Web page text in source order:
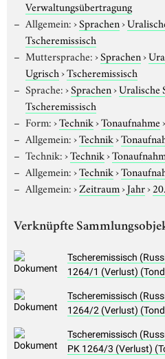
Verwaltungsübertragung
Allgemein:›Sprachen›
Tscheremissisch
Muttersprache:›Sprachen›
Ugrisch›Tscheremissisch
Sprache:›Sprachen›Uralische
Tscheremissisch
Form:›Technik›Tonaufnahme›
Allgemein:›Technik›
Technik:›Technik›
Allgemein:›Technik›
Allgemein:›Zeitraum›Jahr›
Verknüpfte
Tscheremissisch
1264/1 (Verlust)
Tscheremissisch
1264/2 (Verlust)
Tscheremissisch
PK 1264/3 (Verlust)